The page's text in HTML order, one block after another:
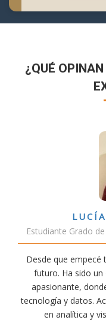
¿QUÉ
una carrera de
pero también
base sólida en
mis conocimientos
creciendo